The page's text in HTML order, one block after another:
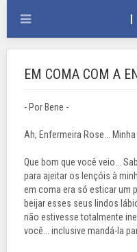
EM COMA COM A
- Por Bene -
Ah, Enfermeira Rose...
Que bom que você veio...
para ajeitar os lençóis à
em coma era só esticar um
beijar esses seus lindos
não estivesse totalmente
você... inclusive mandá-la